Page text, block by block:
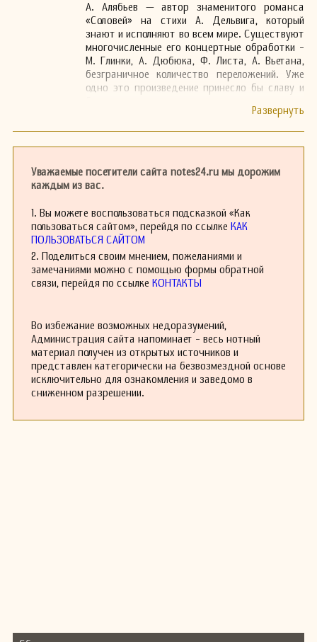
А. Алябьев — автор знаменитого романса
«Соловей» на стихи А. Дельвига, который
знают и исполняют во всем мире. Существуют
многочисленные его концертные обработки -
М. Глинки, А. Дюбюка, Ф. Листа, А. Вьетана,
безграничное количество переложений. Уже
одно это произведение принесло бы славу и
Однако Алябьев оставил большое наследие. В
XIX веке его произведения пользовались
большим успехом, хотя издано было совсем
фортепианных пьес, мелодрама «Кавказский
пленник» по А. Пушкину. Алябьев написал
комедий, балет, Симфонию, увертюры,
сочинения для духового оркестра,
многочисленные хоровые, камерные
инструментальные произведения, обработки
народных песен.
Среди лучших, кроме романса «Соловей» (1826)
Козлова, «Я вас любил» на ст. Пушкина.
Несправедливое обвинение в убийстве и
последовавшая затем ссылка подорвали
здоровье композитора. В творчестве
композитора появляется характерный круг
образов: мотивы страдания, одиночества,
Уважаемые посетители сайта notes24.ru мы дорожим
каждым из вас.
1. Вы можете воспользоваться подсказкой «Как
пользоваться сайтом», перейдя по ссылке КАК
ПОЛЬЗОВАТЬСЯ САЙТОМ
2. Поделиться своим мнением, пожеланиями и
замечаниями можно с помощью формы обратной
связи, перейдя по ссылке КОНТАКТЫ
Во избежание возможных недоразумений,
Администрация сайта напоминает - весь нотный
материал получен из открытых источников и
представлен категорически на безвозмездной основе
исключительно для ознакомления и заведомо в
сниженном разрешении.